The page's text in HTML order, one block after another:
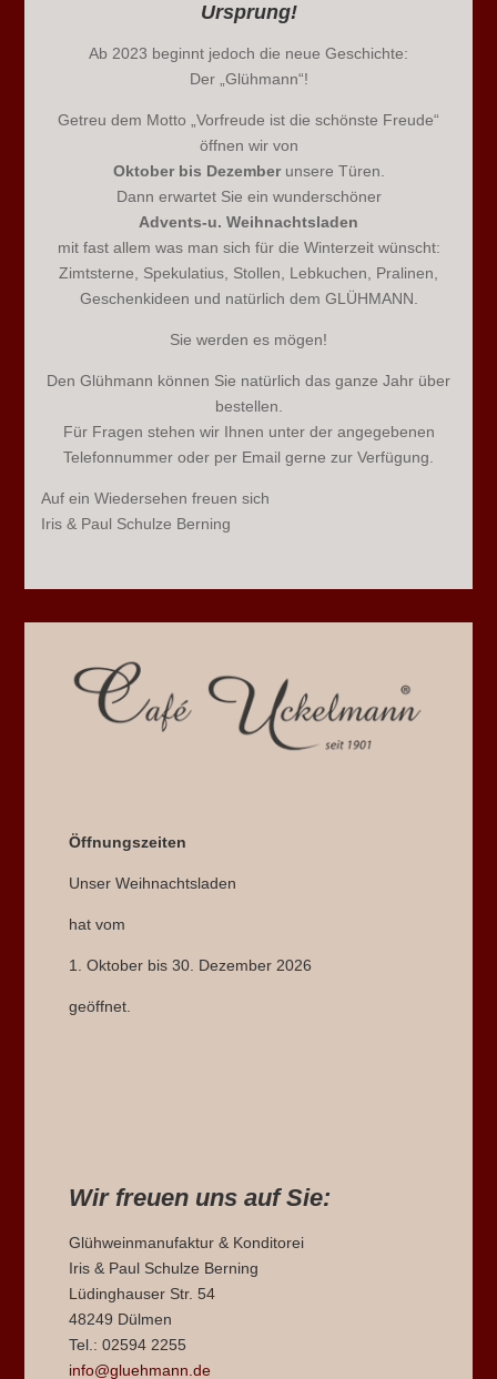
Ursprung!
Ab 2023 beginnt jedoch die neue Geschichte:
Der „Glühmann“!
Getreu dem Motto „Vorfreude ist die schönste Freude“
öffnen wir von
Oktober bis Dezemberunsere Türen.
Dann erwartet Sie ein wunderschöner
Advents-u. Weihnachtsladen
mit fast allem was man sich für die Winterzeit wünscht:
Zimtsterne, Spekulatius, Stollen, Lebkuchen, Pralinen,
Geschenkideen und natürlich dem GLÜHMANN.
Sie werden es mögen!
Den Glühmann können Sie natürlich das ganze Jahr über
bestellen.
Für Fragen stehen wir Ihnen unter der angegebenen
Telefonnummer oder per Email gerne zur Verfügung.
Auf ein Wiedersehen freuen sich
Iris & Paul Schulze Berning
Öffnungszeiten
Unser Weihnachtsladen
hat vom
1. Oktober bis 30. Dezember 2026
geöffnet.
Wir freuen uns auf Sie:
Glühweinmanufaktur & Konditorei
Iris & Paul Schulze Berning
Lüdinghauser Str. 54
48249 Dülmen
Tel.: 02594 2255
info@gluehmann.de